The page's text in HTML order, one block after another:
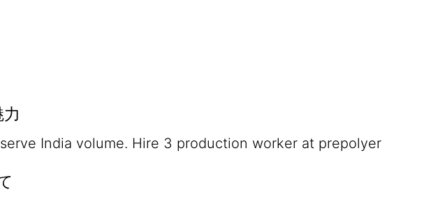
India volume. Hire 3 production worker at prepolyer